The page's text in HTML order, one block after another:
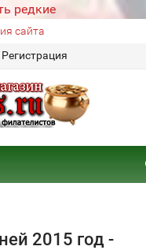
редкие
сайта
Регистрация
2015 год -